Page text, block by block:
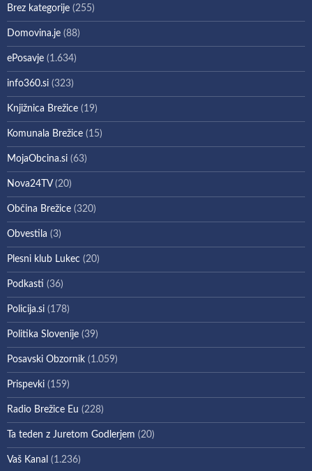
Brez kategorije (255)
Domovina.je (88)
ePosavje (1.634)
info360.si (323)
Knjižnica Brežice (19)
Komunala Brežice (15)
MojaObcina.si (63)
Nova24TV(20)
Občina Brežice (320)
Obvestila (3)
Plesni klub Lukec (20)
Podkasti (36)
Policija.si (178)
Politika Slovenije (39)
Posavski Obzornik (1.059)
Prispevki (159)
Radio Brežice Eu (228)
Ta teden z Juretom Godlerjem (20)
Vaš Kanal (1.236)